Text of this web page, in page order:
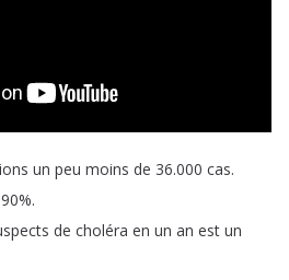
un peu moins de 36.000 cas.
90%.
de choléra en un an est un